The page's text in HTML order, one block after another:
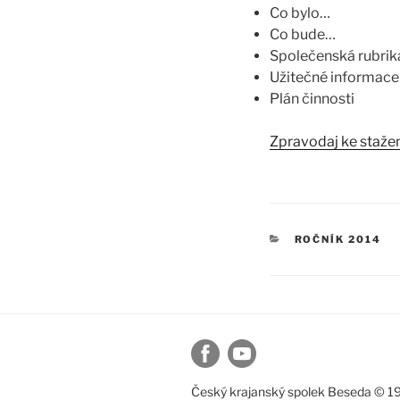
Co bylo…
Co bude…
Společenská
Užitečné informace
Plán činnosti
Zpravodaj ke
RUBRIKY
ROČNÍK 2014
Český krajanský spolek Beseda ©